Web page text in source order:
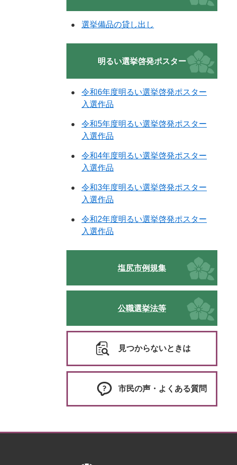
選挙備品の貸し出し
明るい選挙啓発ポスター
令和6年度明るい選挙啓発ポスター
入選作品
令和5年度明るい選挙啓発ポスター
入選作品
令和4年度明るい選挙啓発ポスター
入選作品
令和3年度明るい選挙啓発ポスター
入選作品
令和2年度明るい選挙啓発ポスター
入選作品
塩尻市例規集
公職選挙法等
見つからないときは
市民の声・よくある質問